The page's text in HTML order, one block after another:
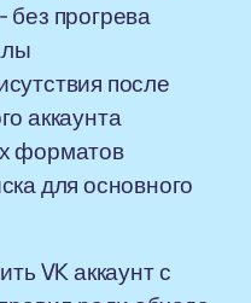
прогрева
после
аккаунта
форматов
для основного
VK аккаунт с